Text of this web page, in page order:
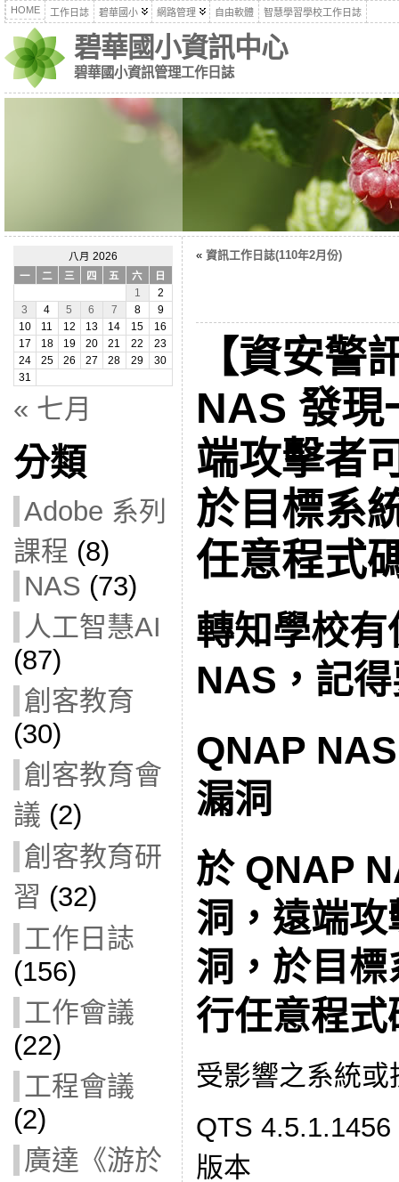
HOME 工作日誌 碧華國小 網路管理 自由軟體 智慧學習學校工作日誌
碧華國小資訊中心
碧華國小資訊管理工作日誌
八月 2026
一
二 三 四 五 六
日
1
2
3
4 5 6 7 8
9
10
11 12 13 14 15
16
17
18 19 20 21 22
23
24
25 26 27 28 29
30
31
« 七月
分類
Adobe 系列
課程 (8)
NAS (73)
人工智慧AI
(87)
創客教育
(30)
創客教育會
議 (2)
創客教育研
習 (32)
工作日誌
(156)
工作會議
(22)
工程會議
(2)
廣達《游於
« 資訊工作日誌(110年2月份)
【資安警
NAS 發現
端攻擊者
於目標系
任意程式
轉知學校
NAS，記
QNAP
漏洞
於 QNAP
洞，遠端
洞， 於目
行任意程式
受影響之系統或
QTS
版本